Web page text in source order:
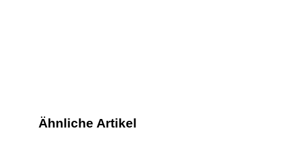
Ähnliche Artikel